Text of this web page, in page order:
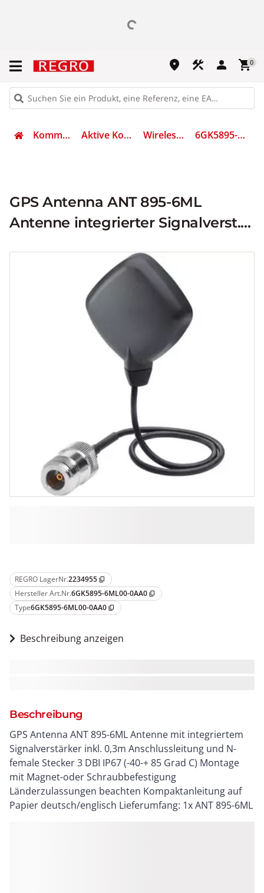
place construction person shopping_cart0
Kommunikation Aktive Komponenten Wireless Antenne 6GK5895-6ML00-0AA0
GPS Antenna ANT 895-6ML
Antenne integrierter Signalverst.
REGRO LagerNr.2234955 content_copy
Hersteller Art.Nr.6GK5895-6ML00-0AA0 content_copy
Type6GK5895-6ML00-0AA0 content_copy
Beschreibung anzeigen
Beschreibung
GPS Antenna ANT 895-6ML Antenne mit integriertem
Signalverstärker inkl. 0,3m Anschlussleitung und N-
female Stecker 3 DBI IP67 (-40-+ 85 Grad C) Montage
mit Magnet-oder Schraubbefestigung
Länderzulassungen beachten Kompaktanleitung auf
Papier deutsch/englisch Lieferumfang: 1x ANT 895-6ML